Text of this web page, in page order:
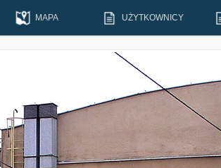
MAPA UŻYTKOWNICY